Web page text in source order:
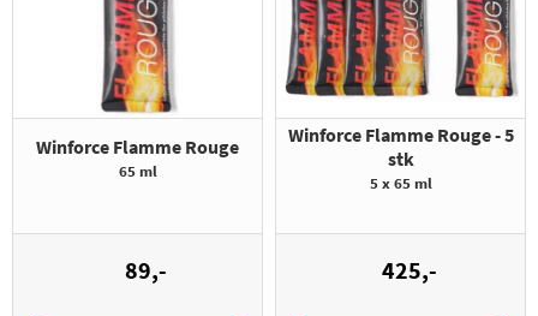
Winforce Flamme Rouge
65 ml
89,-
Winforce Flamme Rouge - 5
stk
5 x 65 ml
425,-